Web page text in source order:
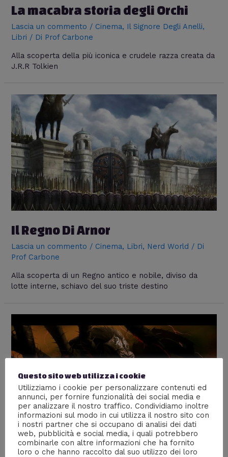
La macabra storia degli Orchi
Lascia un commento / Cinema, Il Signore Degli Anelli,
Libri / Di Prof Carbone
Alla scoperta della più iconica e crudele razza creata da
J.R.R Tolkien
Il Regno Di Arnor
Lascia un commento / Cinema, Libri, Nerd World / Di
Prof Carbone
Alla scoperta di un Regno antico e nobile, diviso da
lotte interne, schiavo del suo triste destino
Ungoliant e gli Ungol
Questo sito web utilizza i cookie
Utilizziamo i cookie per personalizzare contenuti ed
annunci, per fornire funzionalità dei social media e
per analizzare il nostro traffico. Condividiamo inoltre
informazioni sul modo in cui utilizza il nostro sito con
i nostri partner che si occupano di analisi dei dati
web, pubblicità e social media, i quali potrebbero
combinarle con altre informazioni che ha fornito
loro o che hanno raccolto dal suo utilizzo dei loro